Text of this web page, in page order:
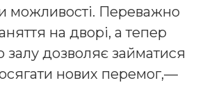
можливості. Переважно
на дворі, а тепер
залу дозволяє займатися
нових перемог,—